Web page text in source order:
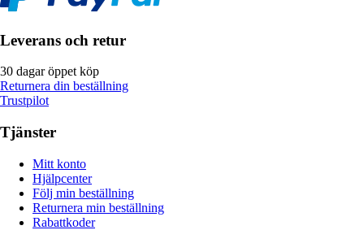
Leverans och retur
30 dagar öppet köp
Returnera din beställning
Trustpilot
Tjänster
Mitt konto
Hjälpcenter
Följ min beställning
Returnera min beställning
Rabattkoder